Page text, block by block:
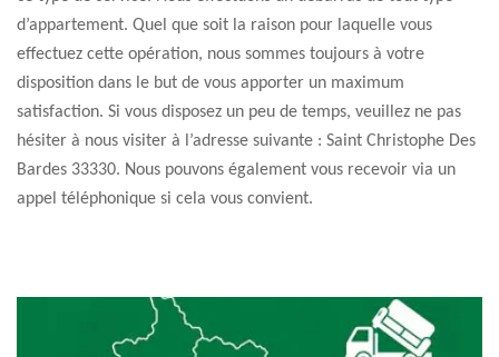
d’appartement. Quel que soit la raison pour laquelle vous
effectuez cette opération, nous sommes toujours à votre
disposition dans le but de vous apporter un maximum
satisfaction. Si vous disposez un peu de temps, veuillez ne pas
hésiter à nous visiter à l’adresse suivante : Saint Christophe Des
Bardes 33330. Nous pouvons également vous recevoir via un
appel téléphonique si cela vous convient.